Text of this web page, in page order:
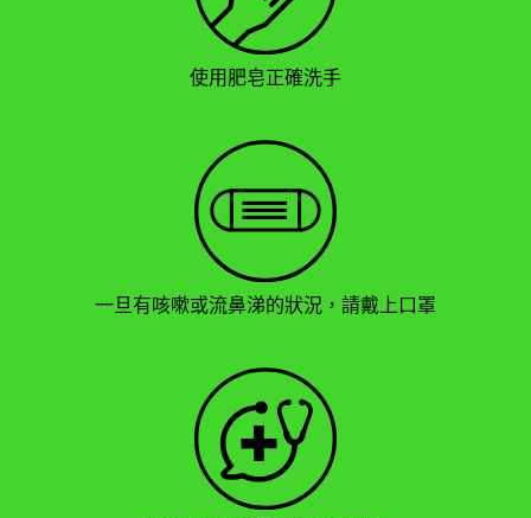
使用肥皂正確洗手
一旦有咳嗽或流鼻涕的狀況，請戴上口罩